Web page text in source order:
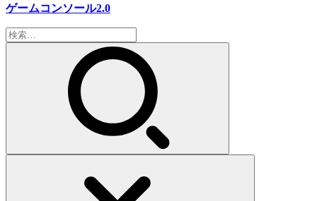
ゲームコンソール2.0
検
索: